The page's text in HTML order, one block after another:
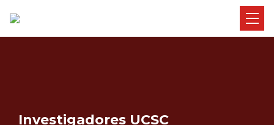
Investigadores UCSC